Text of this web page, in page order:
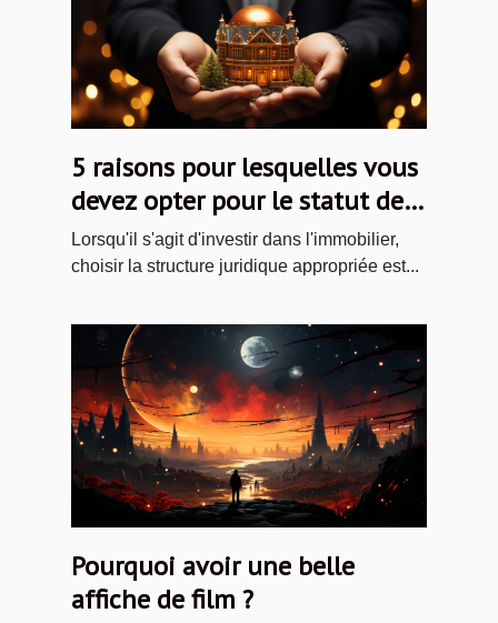
5 raisons pour lesquelles vous
devez opter pour le statut de
Société Civile immobilière
(SCI)
Lorsqu'il s'agit d'investir dans l'immobilier,
choisir la structure juridique appropriée est...
Pourquoi avoir une belle
affiche de film ?